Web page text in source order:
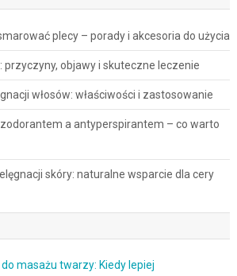
plecy – porady i akcesoria do użycia
przyczyny, objawy i skuteczne leczenie
włosów: właściwości i zastosowanie
a antyperspirantem – co warto
skóry: naturalne wsparcie dla cery
masażu twarzy: Kiedy lepiej